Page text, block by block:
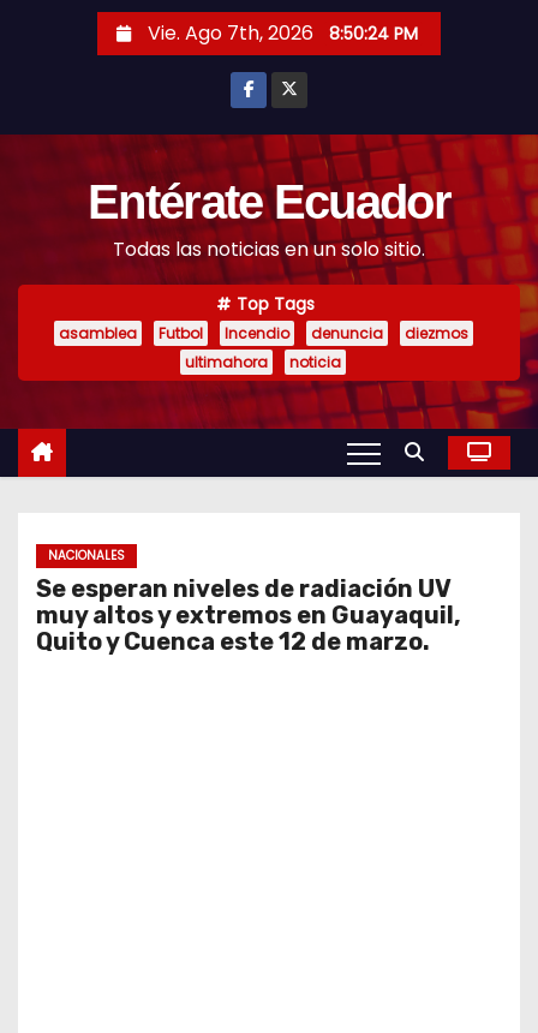
Vie. Ago 7th, 2026 8:50:26 PM
Entérate Ecuador
Todas las noticias en un solo sitio.
Top Tags
asamblea Futbol Incendio denuncia
diezmos
ultimahora
noticia
NACIONALES
Se esperan niveles de radiación UV
muy altos y extremos en Guayaquil,
Quito y Cuenca este 12 de marzo.